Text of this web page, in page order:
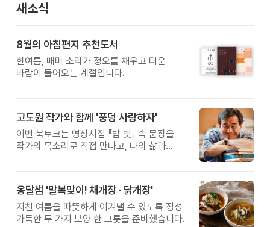
새소식
8월의 아침편지 추천도서
한여름, 매미 소리가 정오를 채우고 더운
바람이 들어오는 계절입니다.
고도원 작가와 함께 '풍덩 사랑하자'
이번 북토크는 명상시집 『밥 벗』 속 문장을
작가의 목소리로 직접 만나고, 나의 삶과
옹달샘 '말복맞이! 채개장 · 닭개장'
지친 여름을 따뜻하게 이겨낼 수 있도록 정성
가득한 두 가지 보양 한 그릇을 준비했습니다.